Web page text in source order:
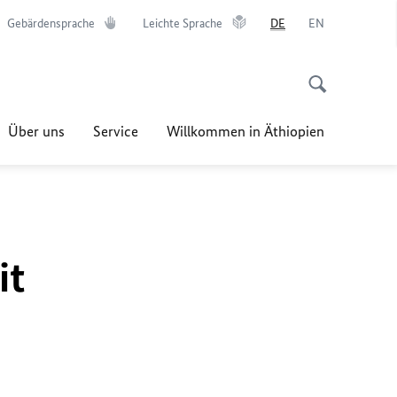
Gebärdensprache Leichte Sprache DE EN
Über uns Service Willkommen in Äthiopien